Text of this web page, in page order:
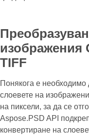
изображения
TIFF
Понякога е необходимо
слоевете на
на пиксели, за да се
Aspose.PSD API
конвертиране на